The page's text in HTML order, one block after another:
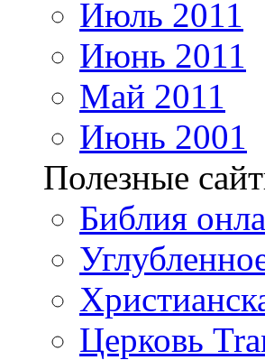
Июль 2011
Июнь 2011
Май 2011
Июнь 2001
Полезные
Библия
Церковь